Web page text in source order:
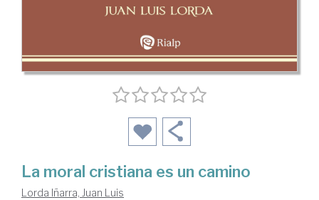
La moral cristiana es un camino
Lorda Iñarra, Juan Luis